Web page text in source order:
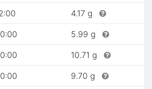
4.17 g
5.99 g
10.71 g
9.70 g